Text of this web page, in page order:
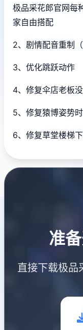
极品采花郎官网每
家自由搭配
2、剧情配音重制
3、优化跳跃动作
4、修复伞店老板
5、修复猿博姿势
6、修复草堂楼梯
准
直接下载极品